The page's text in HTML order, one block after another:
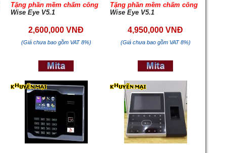
Tặng phần mềm chấm công
Wise Eye V5.1
2,600,000 VNĐ
(Giá chưa bao gồm VAT 8%)
Tặng phần mềm chấm công
Wise Eye V5.1
4,950,000 VNĐ
(Giá chưa bao gồm VAT 8%)